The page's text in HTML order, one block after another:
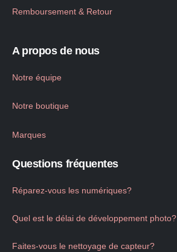
Remboursement & Retour
A propos de nous
Notre équipe
Notre boutique
Marques
Questions fréquentes
Réparez-vous les numériques?
Quel est le délai de développement photo?
Faites-vous le nettoyage de capteur?